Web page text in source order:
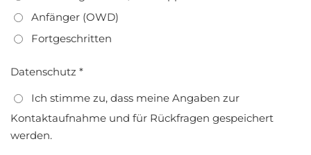
Anfänger (OWD)
Fortgeschritten
Datenschutz *
Ich stimme zu, dass meine Angaben zur
Kontaktaufnahme und für Rückfragen gespeichert
werden.